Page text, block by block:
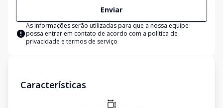
Enviar
As informações serão utilizadas para que a nossa equipe
possa entrar em contato de acordo com a política de
privacidade e termos de serviço
Características